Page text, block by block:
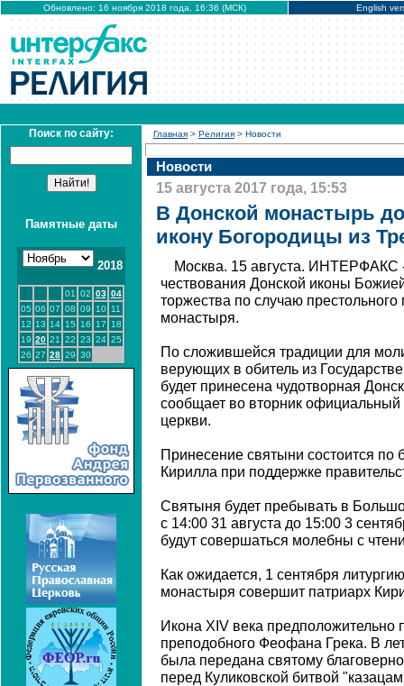
Обновлено: 16 ноября 2018 года, 16:36 (МСК) English
Поиск по сайту:
Памятные даты
2018
01 02 03 04
05 06 07 08 09 10
11
12 13 14 15 16 17
18
19 20 21 22 23 24 25
26 27 28 29 30
Главная > Религия > Новости
Новости
15 августа 2017 года, 15:53
В Донской монастырь
икону Богородицы из
Москва. 15 августа. ИНТЕРФАКС
чествования Донской иконы
торжества по случаю престольного
монастыря.
По сложившейся традиции для
верующих в обитель из
будет принесена чудотворная
сообщает во вторник официальный
церкви.
Принесение святыни состоится по
Кирилла при поддержке
Святыня будет пребывать в
с 14:00 31 августа до 15:00 3
будут совершаться молебны с
Как ожидается, 1 сентября
монастыря совершит патриарх
Икона XIV века предположительно
преподобного Феофана Грека. В
была передана святому
перед Куликовской битвой